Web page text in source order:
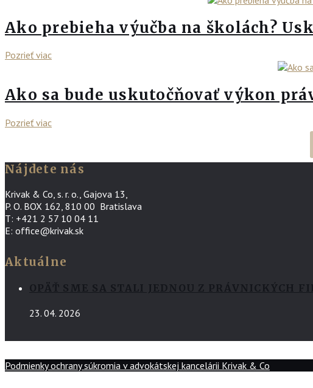
Ako prebieha výučba na školách?
Pozrieť viac
Ako sa bude uskutočňovať výkon
Pozrieť viac
Nájdete nás
Krivak & Co, s. r. o., Gajova 13,
P. O. BOX 162, 810 00 Bratislava
T: +421 2 57 10 04 11
E: office@krivak.sk
Aktuálne
OPÄŤ SME SA STALI JEDNOU Z PRÁVNICKÝCH
23. 04. 2026
Podmienky ochrany súkromia v advokátskej kancelárii Krivak & Co